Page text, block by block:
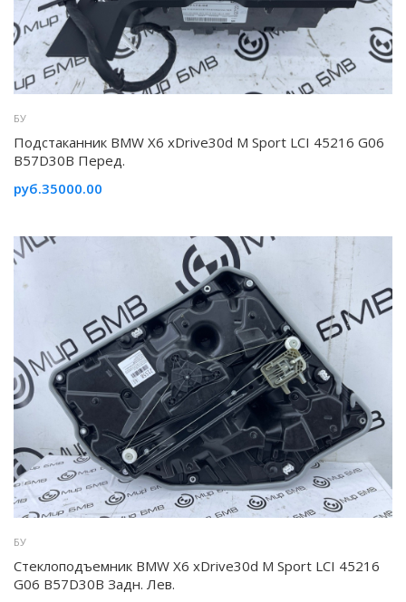
БУ
Подстаканник BMW X6 xDrive30d M Sport LCI 45216 G06
B57D30B Перед.
руб.35000.00
БУ
Стеклоподъемник BMW X6 xDrive30d M Sport LCI 45216
G06 B57D30B Задн. Лев.